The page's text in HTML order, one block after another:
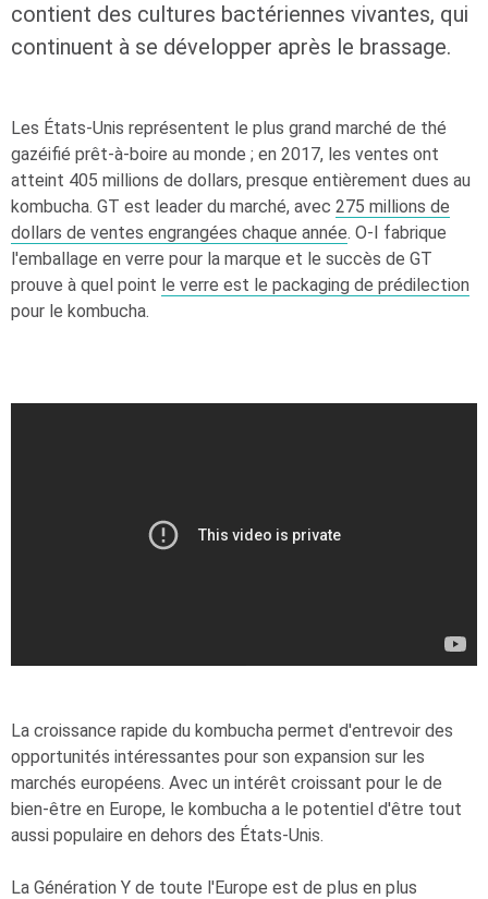
contient des cultures bactériennes vivantes, qui
continuent à se développer après le brassage.
Les États-Unis représentent le plus grand marché de thé
gazéifié prêt-à-boire au monde ; en 2017, les ventes ont
atteint 405 millions de dollars, presque entièrement dues au
kombucha. GT est leader du marché, avec 275 millions de
dollars de ventes engrangées chaque année. O-I fabrique
l'emballage en verre pour la marque et le succès de GT
prouve à quel point le verre est le packaging de prédilection
pour le kombucha.
La croissance rapide du kombucha permet d'entrevoir des
opportunités intéressantes pour son expansion sur les
marchés européens. Avec un intérêt croissant pour le de
bien-être en Europe, le kombucha a le potentiel d'être tout
aussi populaire en dehors des États-Unis.
La Génération Y de toute l'Europe est de plus en plus